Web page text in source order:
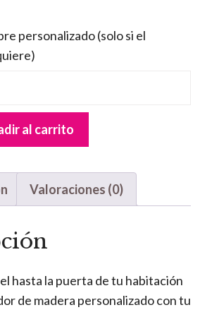
personalizado (solo si el
al carrito
Valoraciones (0)
hasta la puerta de tu habitación
de madera personalizado con tu